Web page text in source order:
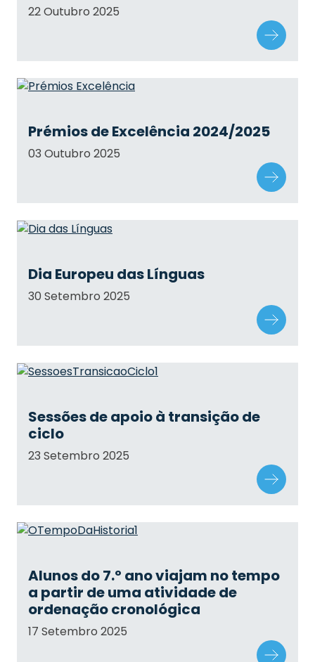
22 Outubro 2025
Prémios de Excelência 2024/2025
03 Outubro 2025
Dia Europeu das Línguas
30 Setembro 2025
Sessões de apoio à transição de
ciclo
23 Setembro 2025
Alunos do 7.º ano viajam no tempo
a partir de uma atividade de
ordenação cronológica
17 Setembro 2025